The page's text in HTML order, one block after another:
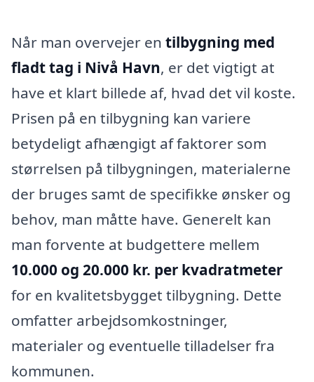
Når man overvejer en tilbygning med
fladt tag i Nivå Havn, er det vigtigt at
have et klart billede af, hvad det vil koste.
Prisen på en tilbygning kan variere
betydeligt afhængigt af faktorer som
størrelsen på tilbygningen, materialerne
der bruges samt de specifikke ønsker og
behov, man måtte have. Generelt kan
man forvente at budgettere mellem
10.000 og 20.000 kr. per kvadratmeter
for en kvalitetsbygget tilbygning. Dette
omfatter arbejdsomkostninger,
materialer og eventuelle tilladelser fra
kommunen.